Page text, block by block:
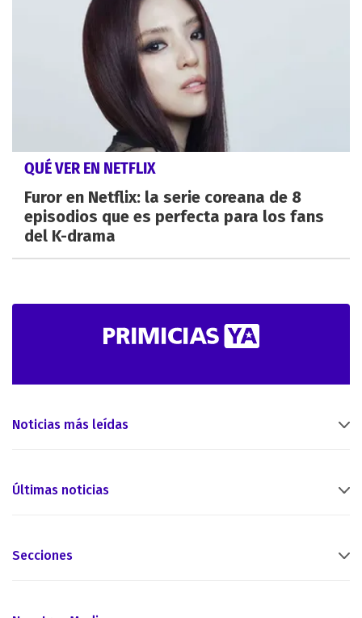
QUÉ VER EN NETFLIX
Furor en Netflix: la serie coreana de 8
episodios que es perfecta para los fans
del K-drama
Noticias más leídas
Últimas noticias
Secciones